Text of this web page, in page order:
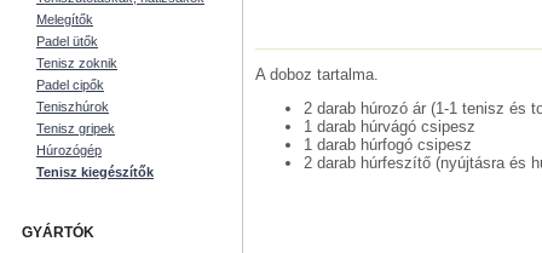
Melegítők
Padel ütők
Tenisz zoknik
Padel cipők
Teniszhúrok
Tenisz gripek
Húrozógép
Tenisz kiegészítők
GYÁRTÓK
A doboz tartalma.
2 darab húrozó ár (1-1 tenisz és
1 darab húrvágó csipesz
1 darab húrfogó csipesz
2 darab húrfeszítő (nyújtásra és